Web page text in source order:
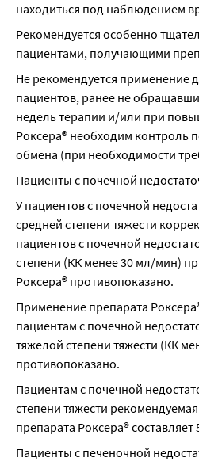
находиться под наблюдением
Рекомендуется особенно
пациентами, получающими
Не рекомендуется применение
пациентов, ранее не
недель терапии и/или при
Роксера® необходим контроль
обмена (при необходимости
Пациенты с почечной
У пациентов с почечной
средней степени тяжести
пациентов с почечной
степени (КК менее 30 мл/мин)
Роксера® противопоказано.
Применение препарата
пациентам с почечной
тяжелой степени тяжести (КК
противопоказано.
Пациентам с почечной
степени тяжести
препарата Роксера® составляет
Пациенты с печеночной